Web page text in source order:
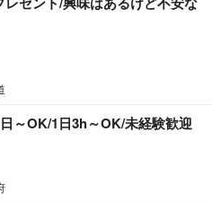
～OK/1日3h～OK/未経験歓迎